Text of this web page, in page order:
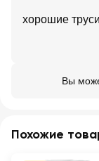
хорошие
Вы
Похожие